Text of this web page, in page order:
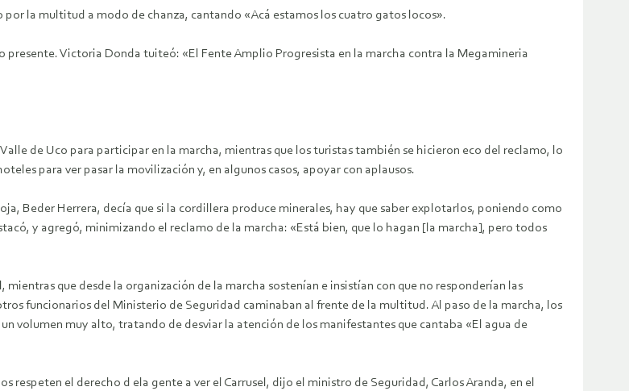
la multitud a modo de chanza, cantando «Acá estamos los cuatro gatos locos».
presente. Victoria Donda tuiteó: «El Fente Amplio Progresista en la marcha contra la Megamineria
de Uco para participar en la marcha, mientras que los turistas también se hicieron eco del reclamo, lo
para ver pasar la movilización y, en algunos casos, apoyar con aplausos.
Beder Herrera, decía que si la cordillera produce minerales, hay que saber explotarlos, poniendo como
y agregó, minimizando el reclamo de la marcha: «Está bien, que lo hagan [la marcha], pero todos
que desde la organización de la marcha sostenían e insistían con que no responderían las
funcionarios del Ministerio de Seguridad caminaban al frente de la multitud. Al paso de la marcha, los
volumen muy alto, tratando de desviar la atención de los manifestantes que cantaba «El agua de
el derecho d ela gente a ver el Carrusel, dijo el ministro de Seguridad, Carlos Aranda, en el